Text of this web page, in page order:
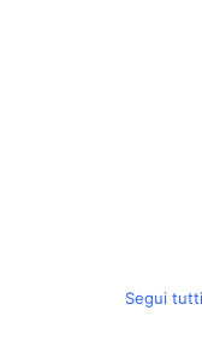
Segui